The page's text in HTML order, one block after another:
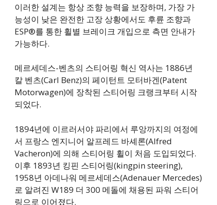
이러한 설계는 항상 조향 능력을 보장하며, 가장 가
능성이 낮은 완전한 고장 상황에서도 후륜 조향과
ESP®를 통한 휠별 브레이크 개입으로 측면 안내가
가능하다.
메르세데스-벤츠의 스티어링 혁신 역사는 1886년
칼 벤츠(Carl Benz)의 페이턴트 모터바겐(Patent
Motorwagen)에 장착된 스티어링 크랭크부터 시작
되었다.
1894년에 이르러서야 파리에서 루앙까지의 여정에
서 프랑스 엔지니어 알프레드 바셰론(Alfred
Vacheron)에 의해 스티어링 휠이 처음 도입되었다.
이후 1893년 킹핀 스티어링(kingpin steering),
1958년 아데나워 메르세데스(Adenauer Mercedes)
로 알려진 W189 더 300 메돌에 채용된 파워 스티어
링으로 이어졌다.